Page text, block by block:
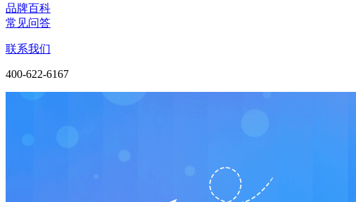
品牌百科
常见问答
联系我们
400-622-6167